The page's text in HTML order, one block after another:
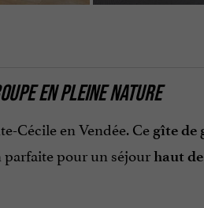
EN PLEINE NATURE
Cécile en Vendée. Ce gîte de
parfaite pour un séjourhaut de